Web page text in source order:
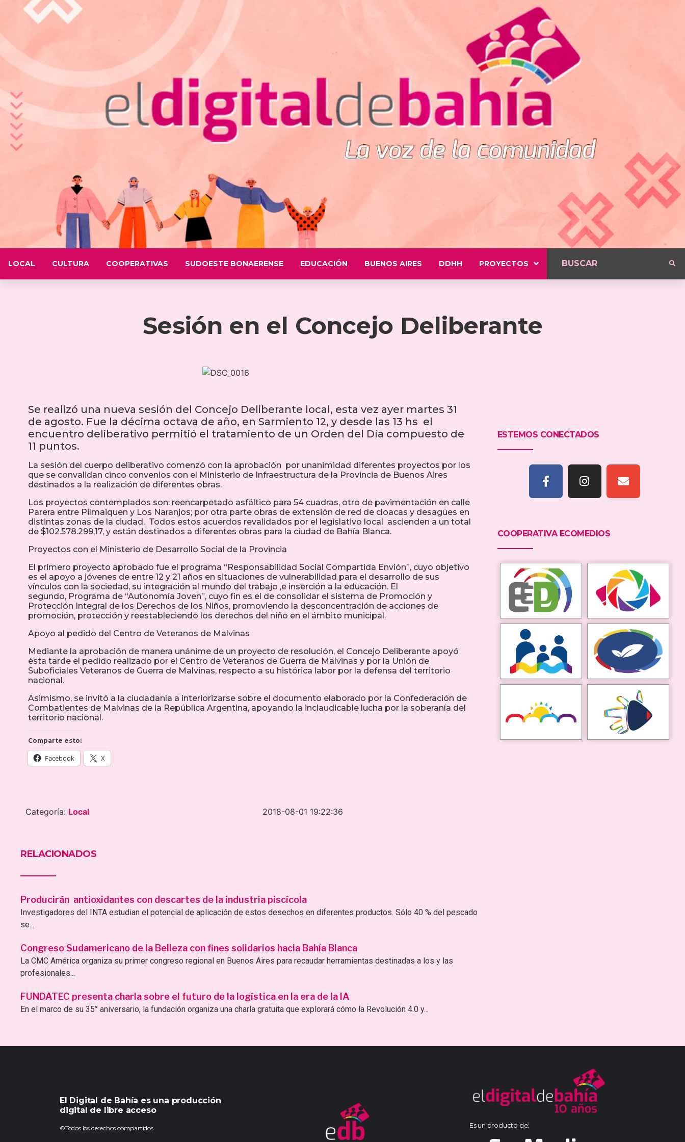
LOCAL CULTURA COOPERATIVAS SUDOESTE BONAERENSE EDUCACIÓN BUENOS AIRES DDHH PROYECTOS
Sesión en el Concejo Deliberante
Se realizó una nueva sesión del Concejo Deliberante local, esta vez ayer martes 31
de agosto. Fue la décima octava de año, en Sarmiento 12, y desde las 13 hs el
encuentro deliberativo permitió el tratamiento de un Orden del Día compuesto de
11 puntos.
La sesión del cuerpo deliberativo comenzó con la aprobación por unanimidad diferentes proyectos por los
que se convalidan cinco convenios con el Ministerio de Infraestructura de la Provincia de Buenos Aires
destinados a la realización de diferentes obras.
Los proyectos contemplados son: reencarpetado asfáltico para 54 cuadras, otro de pavimentación en calle
Parera entre Pilmaiquen y Los Naranjos; por otra parte obras de extensión de red de cloacas y desagües en
distintas zonas de la ciudad. Todos estos acuerdos revalidados por el legislativo local ascienden a un total
de $102.578.299,17, y están destinados a diferentes obras para la ciudad de Bahía Blanca.
Proyectos con el Ministerio de Desarrollo Social de la Provincia
El primero proyecto aprobado fue el programa “Responsabilidad Social Compartida Envión”, cuyo objetivo
es el apoyo a jóvenes de entre 12 y 21 años en situaciones de vulnerabilidad para el desarrollo de sus
vínculos con la sociedad, su integración al mundo del trabajo ,e inserción a la educación. El
segundo, Programa de “Autonomía Joven”, cuyo fin es el de consolidar el sistema de Promoción y
Protección Integral de los Derechos de los Niños, promoviendo la desconcentración de acciones de
promoción, protección y reestableciendo los derechos del niño en el ámbito municipal.
Apoyo al pedido del Centro de Veteranos de Malvinas
Mediante la aprobación de manera unánime de un proyecto de resolución, el Concejo Deliberante apoyó
ésta tarde el pedido realizado por el Centro de Veteranos de Guerra de Malvinas y por la Unión de
Suboficiales Veteranos de Guerra de Malvinas, respecto a su histórica labor por la defensa del territorio
nacional.
Asimismo, se invitó a la ciudadanía a interiorizarse sobre el documento elaborado por la Confederación de
Combatientes de Malvinas de la República Argentina, apoyando la inclaudicable lucha por la soberanía del
territorio nacional.
Comparte esto:
Facebook X
Categoría: Local 2018-08-01 19:22:36
RELACIONADOS
Producirán antioxidantes con descartes de la industria piscícola
Investigadores del INTA estudian el potencial de aplicación de estos desechos en diferentes productos. Sólo 40 % del pescado
se...
Congreso Sudamericano de la Belleza con fines solidarios hacia Bahía Blanca
La CMC América organiza su primer congreso regional en Buenos Aires para recaudar herramientas destinadas a los y las
profesionales...
FUNDATEC presenta charla sobre el futuro de la logística en la era de la IA
En el marco de su 35° aniversario, la fundación organiza una charla gratuita que explorará cómo la Revolución 4.0 y...
ESTEMOS CONECTADOS
COOPERATIVA ECOMEDIOS
El Digital de Bahía es una producción
digital de libre acceso
©Todos los derechos compartidos. Es un producto de: